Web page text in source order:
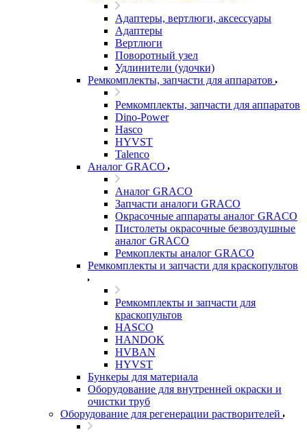
Адаптеры, вертлюги, аксессуары
Адаптеры
Вертлюги
Поворотный узел
Удлинители (удочки)
Ремкомплекты, запчасти для аппаратов
Ремкомплекты, запчасти для аппаратов
Dino-Power
Hasco
HYVST
Talenco
Аналог GRACO
Аналог GRACO
Запчасти аналоги GRACO
Окрасочные аппараты аналог GRACO
Пистолеты окрасочные безвоздушные
аналог GRACO
Ремкоплекты аналог GRACO
Ремкомплекты и запчасти для краскопультов
Ремкомплекты и запчасти для
краскопультов
HASCO
HANDOK
HVBAN
HYVST
Бункеры для материала
Оборудование для внутренней окраски и
очистки труб
Оборудование для регенерации растворителей